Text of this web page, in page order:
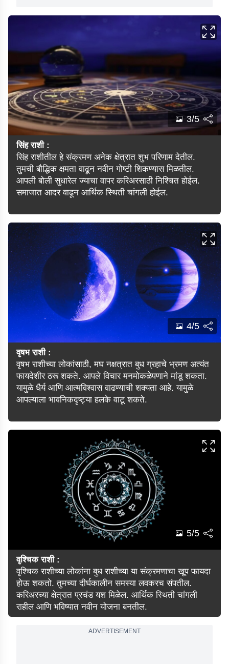
3/5
सिंह राशी :
सिंह राशीतील हे संक्रमण अनेक क्षेत्रात शुभ परिणाम देतील.
तुमची बौद्धिक क्षमता वाढून नवीन गोष्टी शिकण्यास मिळतील.
आपली बोली सुधारेल ज्याचा वापर करिअरसाठी निश्चित होईल.
समाजात आदर वाढून आर्थिक स्थिती चांगली होईल.
4/5
वृषभ राशी :
वृषभ राशीच्या लोकांसाठी, मघ नक्षत्रात बुध ग्रहाचे भ्रमण अत्यंत
फायदेशीर ठरू शकते. आपले विचार मनमोकळेपणाने मांडू शकता.
यामुळे धैर्य आणि आत्मविश्वास वाढण्याची शक्यता आहे. यामुळे
आपल्याला भावनिकदृष्ट्या हलके वाटू शकते.
5/5
वृश्चिक राशी :
वृश्चिक राशीच्या लोकांना बुध राशीच्या या संक्रमणाचा खूप फायदा
होऊ शकतो. तुमच्या दीर्घकालीन समस्या लवकरच संपतील.
करिअरच्या क्षेत्रात प्रचंड यश मिळेल. आर्थिक स्थिती चांगली
राहील आणि भविष्यात नवीन योजना बनतील.
ADVERTISEMENT